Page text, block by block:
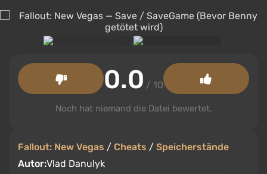
Fallout: New Vegas / Cheats / Speicherstände
Autor:Vlad Danulyk
0.0 / 10
Noch hat niemand die Datei bewertet.